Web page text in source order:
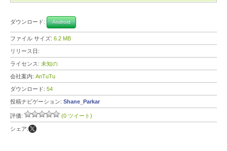
ダウンロード: Android
ファイル サイズ: 6.2 MB
リリース日:
ライセンス: 未知の
会社案内: AnTuTu
ダウンロード: 54
投稿ナビゲーション: Shane_Parkar
評価: (0 ツイート)
シェア: